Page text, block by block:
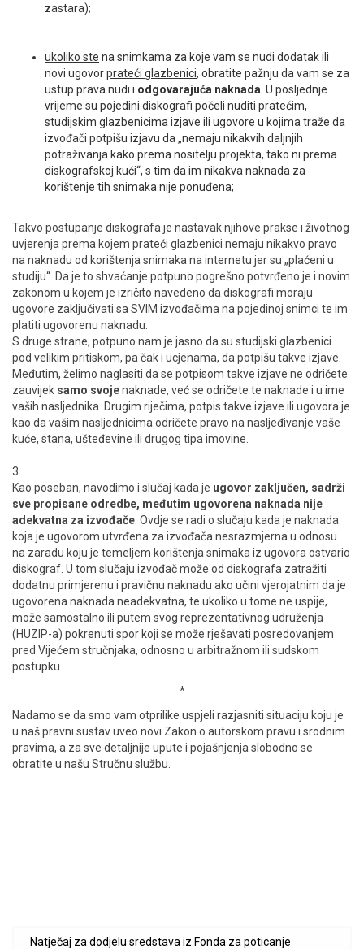
zastara);
ukoliko ste na snimkama za koje vam se nudi dodatak ili
novi ugovorprateći glazbenici, obratite pažnju da vam se za
ustup prava nudi i odgovarajuća naknada. U posljednje
vrijeme su pojedini diskografi počeli nuditi pratećim,
studijskim glazbenicima izjave ili ugovore u kojima traže da
izvođači potpišu izjavu da „nemaju nikakvih daljnjih
potraživanja kako prema nositelju projekta, tako ni prema
diskografskoj kući“, s tim da im nikakva naknada za
korištenje tih snimaka nije ponuđena;
Takvo postupanje diskografa je nastavak njihove prakse i životnog
uvjerenja prema kojem prateći glazbenici nemaju nikakvo pravo
na naknadu od korištenja snimaka na internetu jer su „plaćeni u
studiju“. Da je to shvaćanje potpuno pogrešno potvrđeno je i novim
zakonom u kojem je izričito navedeno da diskografi moraju
ugovore zaključivati sa SVIM izvođačima na pojedinoj snimci te im
platiti ugovorenu naknadu.
S druge strane, potpuno nam je jasno da su studijski glazbenici
pod velikim pritiskom, pa čak i ucjenama, da potpišu takve izjave.
Međutim, želimo naglasiti da se potpisom takve izjave ne odričete
zauvijek samo svojenaknade, već se odričete te naknade i u ime
vaših nasljednika. Drugim riječima, potpis takve izjave ili ugovora je
kao da vašim nasljednicima odričete pravo na nasljeđivanje vaše
kuće, stana, ušteđevine ili drugog tipa imovine.
3.
Kao poseban, navodimo i slučaj kada je ugovor zaključen, sadrži
sve propisane odredbe, međutim ugovorena naknada nije
adekvatna za izvođače. Ovdje se radi o slučaju kada je naknada
koja je ugovorom utvrđena za izvođača nesrazmjerna u odnosu
na zaradu koju je temeljem korištenja snimaka iz ugovora ostvario
diskograf. U tom slučaju izvođač može od diskografa zatražiti
dodatnu primjerenu i pravičnu naknadu ako učini vjerojatnim da je
ugovorena naknada neadekvatna, te ukoliko u tome ne uspije,
može samostalno ili putem svog reprezentativnog udruženja
(HUZIP-a) pokrenuti spor koji se može rješavati posredovanjem
pred Vijećem stručnjaka, odnosno u arbitražnom ili sudskom
postupku.
*
Nadamo se da smo vam otprilike uspjeli razjasniti situaciju koju je
u naš pravni sustav uveo novi Zakon o autorskom pravu i srodnim
pravima, a za sve detaljnije upute i pojašnjenja slobodno se
obratite u našu Stručnu službu.
Natječaj za dodjelu sredstava iz Fonda za poticanje